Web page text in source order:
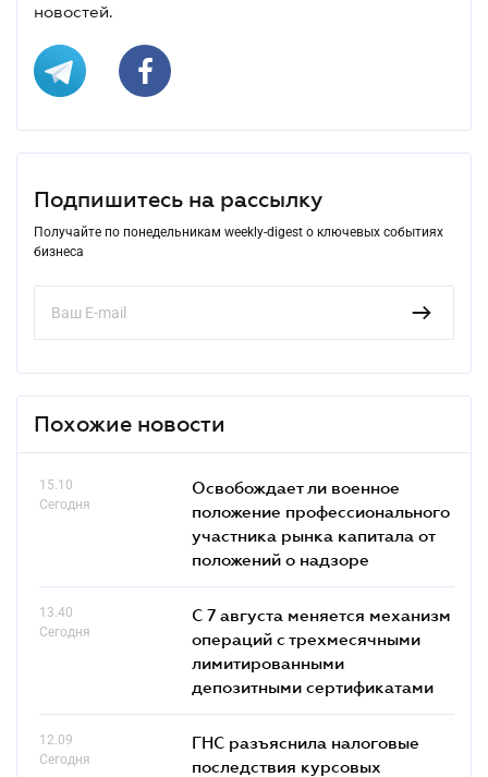
новостей.
Подпишитесь на рассылку
Получайте по понедельникам weekly-digest о ключевых событиях
бизнеса
Похожие новости
15.10
Сегодня
Освобождает ли военное
положение профессионального
участника рынка капитала от
положений о надзоре
13.40
Сегодня
С 7 августа меняется механизм
операций с трехмесячными
лимитированными
депозитными сертификатами
12.09
Сегодня
ГНС разъяснила налоговые
последствия курсовых